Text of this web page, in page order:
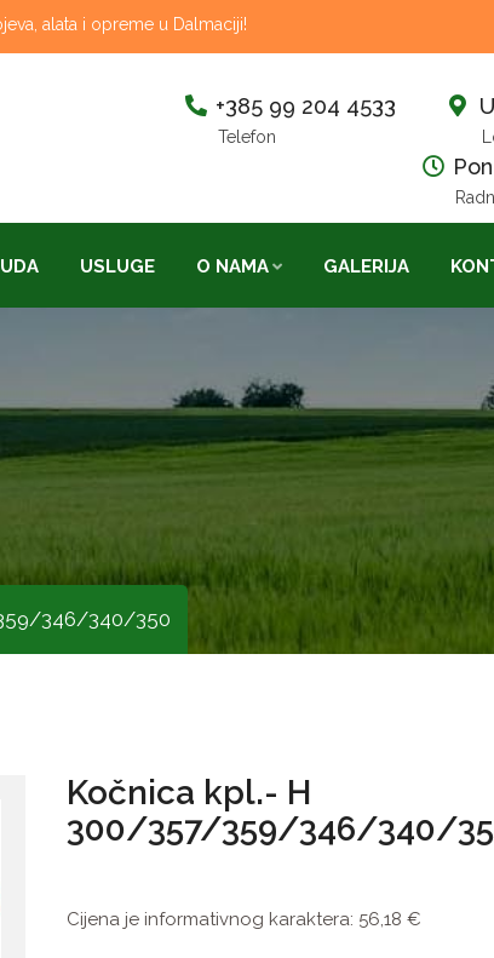
alata i opreme u Dalmaciji!
+385 99 204 4533
Telefon
USLUGE O NAMA GALERIJA
346/340/350
Kočnica kpl.- H
300/357/359/346/340/
Cijena je informativnog karaktera: 56,18 €